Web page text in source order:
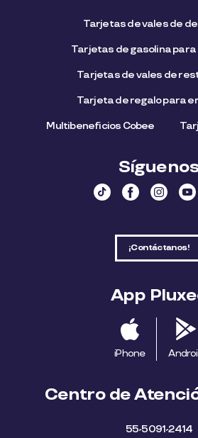
Tarjetas de vales de
Tarjetas de gasolina
Tarjetas de vales de
Tarjeta de regalo para
Multibeneficios Cobee
¡Contáctanos!
App
iPhone
Centro de
55-5091-2414